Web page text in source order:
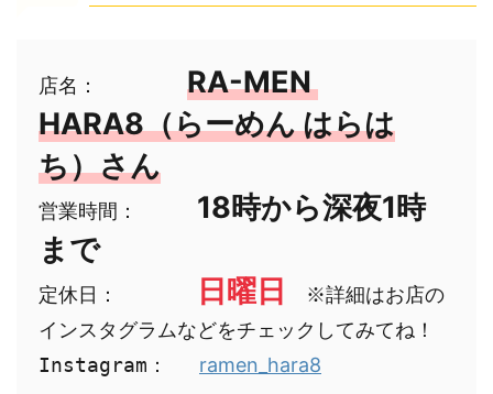
店名：
RA-MEN
HARA8（らーめん はらは
ち）さん
営業時間： 18時から深夜1時
まで
定休日： 日曜日
※詳細はお店の
インスタグラムなどをチェックしてみてね！
Instagram： ramen_hara8